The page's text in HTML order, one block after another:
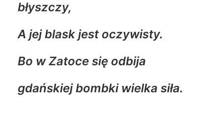
błyszczy,
A jej blask jest oczywisty.
Bo w Zatoce się odbija
gdańskiej bombki wielka siła.